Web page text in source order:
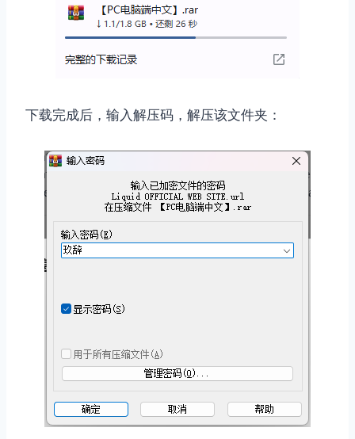
下载完成后，输入解压码，解压该文件夹：